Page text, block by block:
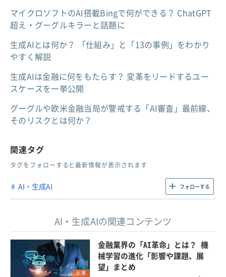
マイクロソフトのAI搭載Bingで何ができる？ ChatGPT
超え・グーグルキラーと話題に
生成AIとは何か？ 「仕組み」と「13の事例」をわかり
やすく解説
生成AIは金融に何をもたらす？ 変革をリードするユー
スケースを一挙公開
グーグルや欧米金融当局が警戒する「AI審査」最前線、
そのリスクとは何か？
関連タグ
タグをフォローすると最新情報が表示されます
AI・生成AI フォローする
AI・生成AIの関連コンテンツ
記事
金融業界の「AI革命」とは？ 機
械学習の進化「影響や課題、展
望」まとめ